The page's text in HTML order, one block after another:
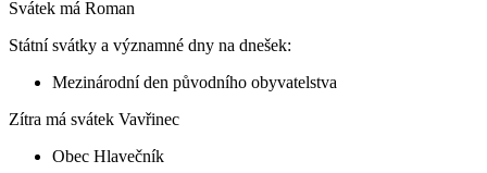
Svátek má Roman
Státní svátky a významné dny na dnešek:
Mezinárodní den původního obyvatelstva
Zítra má svátek Vavřinec
Obec Hlavečník